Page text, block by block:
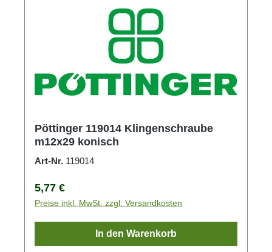
Pöttinger 119014 Klingenschraube
m12x29 konisch
Art-Nr. 119014
Regulärer Preis:
5,77 €
Preise inkl. MwSt. zzgl. Versandkosten
In den Warenkorb